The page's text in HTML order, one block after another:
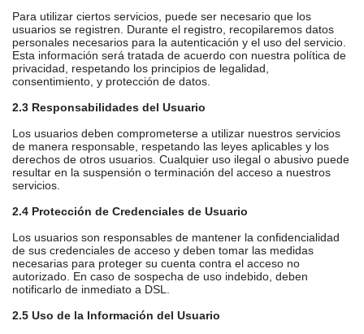
Para utilizar ciertos servicios, puede ser necesario que los
usuarios se registren. Durante el registro, recopilaremos datos
personales necesarios para la autenticación y el uso del servicio.
Esta información será tratada de acuerdo con nuestra política de
privacidad, respetando los principios de legalidad,
consentimiento, y protección de datos.
2.3 Responsabilidades del Usuario
Los usuarios deben comprometerse a utilizar nuestros servicios
de manera responsable, respetando las leyes aplicables y los
derechos de otros usuarios. Cualquier uso ilegal o abusivo puede
resultar en la suspensión o terminación del acceso a nuestros
servicios.
2.4 Protección de Credenciales de Usuario
Los usuarios son responsables de mantener la confidencialidad
de sus credenciales de acceso y deben tomar las medidas
necesarias para proteger su cuenta contra el acceso no
autorizado. En caso de sospecha de uso indebido, deben
notificarlo de inmediato a DSL.
2.5 Uso de la Información del Usuario